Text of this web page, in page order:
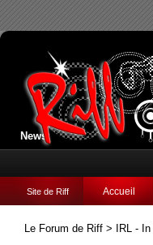
News:
Site de Riff Accueil
Le Forum de Riff > IRL -